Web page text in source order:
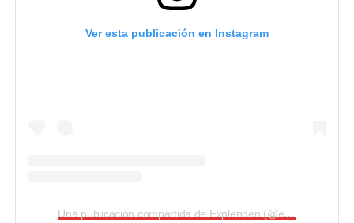
Ver esta publicación en Instagram
Una publicación compartida de Explenden (@explenden_oficial)